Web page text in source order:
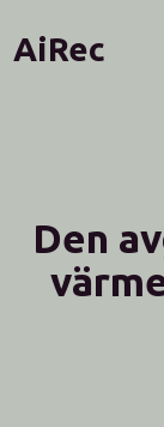
AiRec
Den